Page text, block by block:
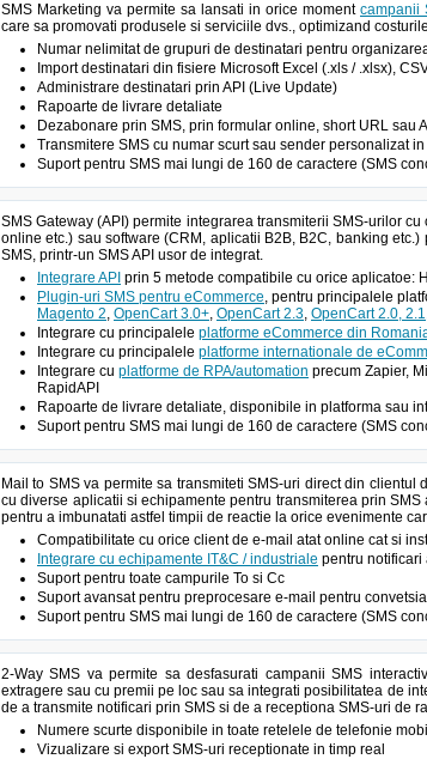
SMS Marketing va permite sa lansati in orice moment campanii
care sa promovati produsele si serviciile dvs., optimizand
Numar nelimitat de grupuri de destinatari pentru
Import destinatari din fisiere Microsoft Excel (.xls / .xlsx),
Administrare destinatari prin API (Live Update)
Rapoarte de livrare detaliate
Dezabonare prin SMS, prin formular online, short URL sau
Transmitere SMS cu numar scurt sau sender personalizat
Suport pentru SMS mai lungi de 160 de caractere (SMS
SMS Gateway (API) permite integrarea transmiterii SMS-urilor
online etc.) sau software (CRM, aplicatii B2B, B2C, banking
SMS, printr-un SMS API usor de integrat.
Integrare API prin 5 metode compatibile cu orice aplicatoe:
Plugin-uri SMS pentru eCommerce, pentru principalele
Magento 2, OpenCart 3.0+, OpenCart 2.3, OpenCart 2.0,
Integrare cu principalele platforme eCommerce din
Integrare cu principalele platforme internationale de
Integrare cu platforme de RPA/automation precum Zapier,
RapidAPI
Rapoarte de livrare detaliate, disponibile in platforma sau
Suport pentru SMS mai lungi de 160 de caractere (SMS
Mail to SMS va permite sa transmiteti SMS-uri direct din
cu diverse aplicatii si echipamente pentru transmiterea prin
pentru a imbunatati astfel timpii de reactie la orice evenimente
Compatibilitate cu orice client de e-mail atat online cat si
Integrare cu echipamente IT&C / industriale pentru notificari
Suport pentru toate campurile To si Cc
Suport avansat pentru preprocesare e-mail pentru
Suport pentru SMS mai lungi de 160 de caractere (SMS
2-Way SMS va permite sa desfasurati campanii SMS
extragere sau cu premii pe loc sau sa integrati posibilitatea de
de a transmite notificari prin SMS si de a receptiona SMS-uri de
Numere scurte disponibile in toate retelele de telefonie
Vizualizare si export SMS-uri receptionate in timp real